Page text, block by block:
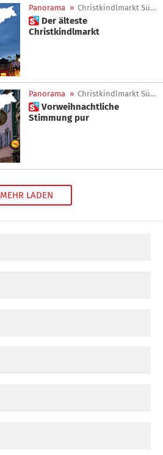
Panorama » Christkindlmarkt Südtirol
 Der älteste
Christkindlmarkt
Panorama » Christkindlmarkt Südtirol
 Vorweihnachtliche
Stimmung pur
MEHR LADEN